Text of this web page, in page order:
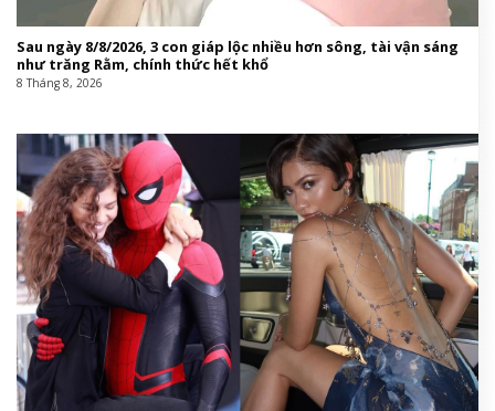
Sau ngày 8/8/2026, 3 con giáp lộc nhiều hơn sông, tài vận sáng
như trăng Rằm, chính thức hết khổ
8 Tháng 8, 2026